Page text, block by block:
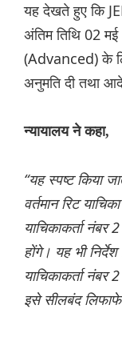
यह देखते हुए कि
अंतिम तिथि 02 मई
(Advanced) के
अनुमति दी तथा
न्यायालय ने कहा,
“यह स्पष्ट किया
वर्तमान रिट
याचिकाकर्ता
होंगे। यह भी
याचिकाकर्ता नंबर
इसे सीलबंद लिफाफे